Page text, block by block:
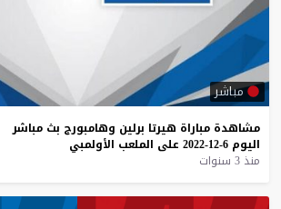
مباشر
مشاهدة مباراة هيرتا برلين وهامبورج بث مباشر
اليوم 6-12-2022 على الملعب الأولمبي
منذ 3 سنوات